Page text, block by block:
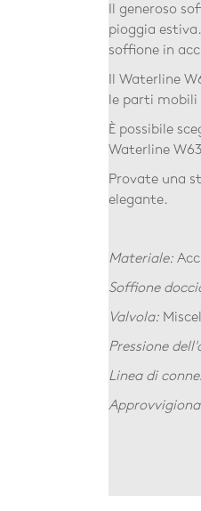
Il generoso
pioggia
soffione in
Il Waterline
le parti
È possibile
Waterline
Provate una
elegante.
Materiale:
Soffione
Valvola:
Pressione
Linea di